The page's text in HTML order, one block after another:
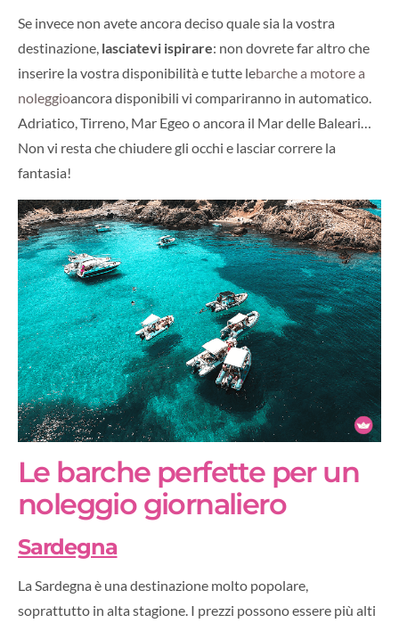
Se invece non avete ancora deciso quale sia la vostra
destinazione, lasciatevi ispirare: non dovrete far altro che
inserire la vostra disponibilità e tutte lebarche a motore a
noleggioancora disponibili vi compariranno in automatico.
Adriatico, Tirreno, Mar Egeo o ancora il Mar delle Baleari…
Non vi resta che chiudere gli occhi e lasciar correre la
fantasia!
Le barche perfette per un
noleggio giornaliero
Sardegna
La Sardegna è una destinazione molto popolare,
soprattutto in alta stagione. I prezzi possono essere più alti